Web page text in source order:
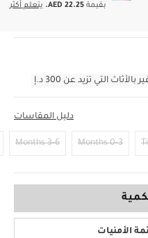
بقيمةAED 22.25. يتعلم أكثر
التي تزيد عن 300 د.إ
دليل المقاسات
0-3 Months
3-6 Months
الأمنيات